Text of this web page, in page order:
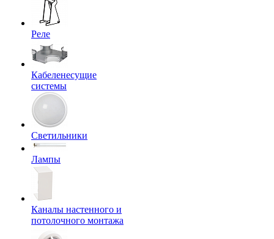
Реле
Кабеленесущие
системы
Светильники
Лампы
Каналы настенного и
потолочного монтажа